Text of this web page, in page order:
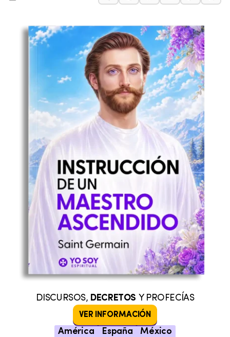
DISCURSOS, DECRETOS Y PROFECÍAS
VER INFORMACIÓN
América España México